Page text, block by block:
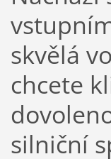
skvělá
chcete
silniční